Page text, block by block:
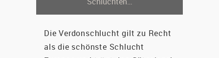
Die Verdonschlucht gilt zu Recht
als die schönste Schlucht